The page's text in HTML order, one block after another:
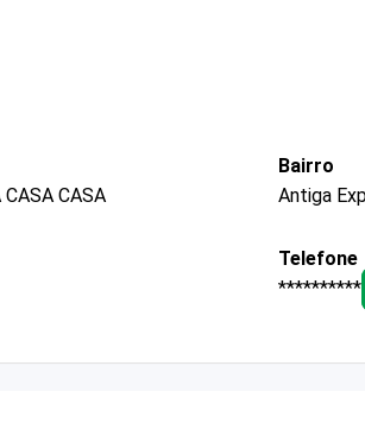
CASA
Bairro
Antiga
Telefone
**********